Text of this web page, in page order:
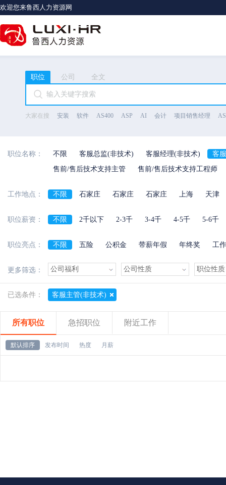
欢迎您来鲁西人力资源网
职位 公司 全文
大家在搜 安装 软件 AS400 ASP AI 会计 项目销售经理
职位名称： 不限 客服总监(非技术) 客服经理(非技术)
客
售前/售后技术支持主管
售前/售后技术支持工程师
工作地点： 不限 石家庄 石家庄 石家庄 上海
天津
职位薪资：
不限 2千以下 2-3千 3-4千 4-5千 5-6千
职位亮点： 不限 五险 公积金 带薪年假 年终奖
工
更多筛选：
已选条件： 客服主管(非技术)
所有职位 急招职位 附近工作
默认排序 发布时间 热度 月薪